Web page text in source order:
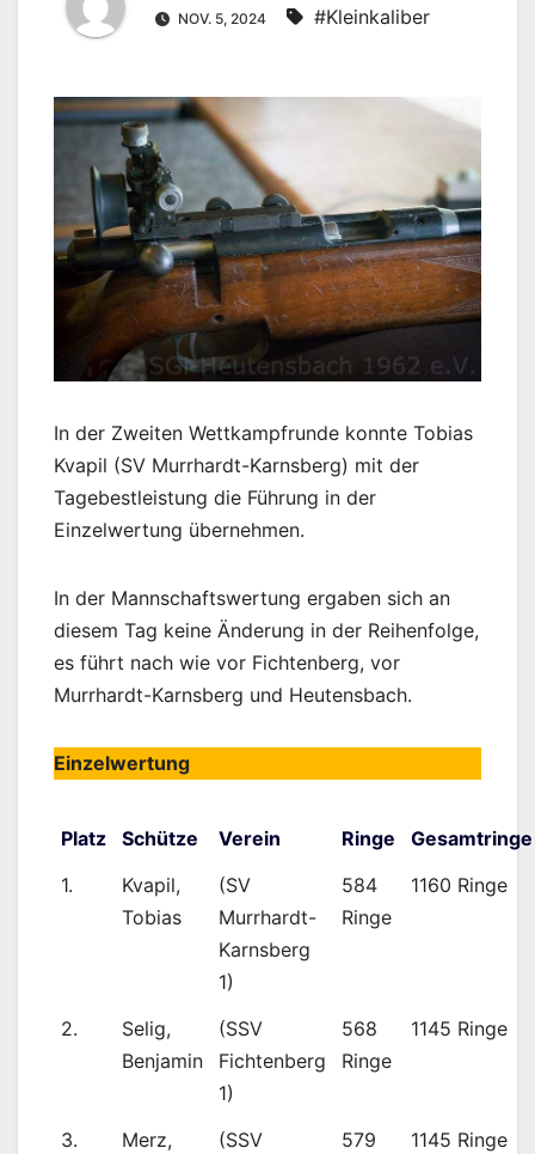
NOV. 5, 2024 #Kleinkaliber
In der Zweiten Wettkampfrunde konnte Tobias
Kvapil (SV Murrhardt-Karnsberg) mit der
Tagebestleistung die Führung in der
Einzelwertung übernehmen.
In der Mannschaftswertung ergaben sich an
diesem Tag keine Änderung in der Reihenfolge,
es führt nach wie vor Fichtenberg, vor
Murrhardt-Karnsberg und Heutensbach.
Einzelwertung
Platz Schütze Verein Ringe
Gesamtringe
1.
Kvapil,
Tobias
(SV
Murrhardt-
Karnsberg
1)
584
Ringe
1160 Ringe
2.
Selig,
Benjamin
(SSV
Fichtenberg
1)
568
Ringe
1145 Ringe
3.
Merz,
(SSV
579
1145 Ringe